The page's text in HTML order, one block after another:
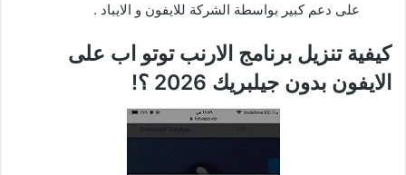
على دعم كبير بواسطة الشركة للايفون و الايباد .
كيفية تنزيل برنامج الارنب توتو اب على
الايفون بدون جيلبريك 2026 ؟!